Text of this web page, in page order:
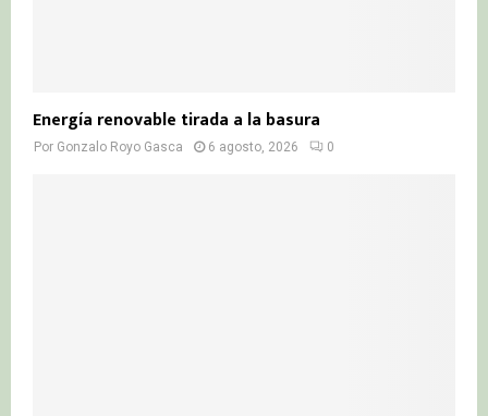
Energía renovable tirada a la basura
Por Gonzalo Royo Gasca 6 agosto, 2026 0